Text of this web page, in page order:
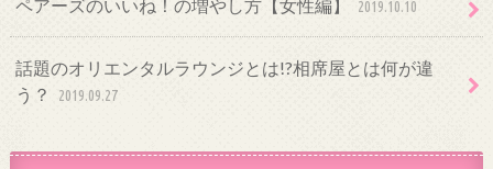
ペアーズのいいね！の増やし方【女性編】 2019.10.10
話題のオリエンタルラウンジとは!?相席屋とは何が違
う？
2019.09.27